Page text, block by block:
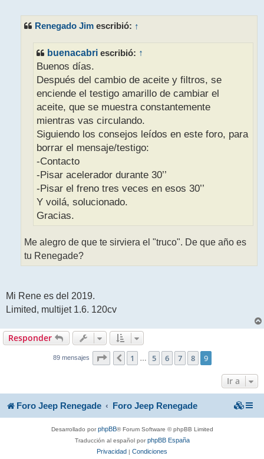
Renegado Jim escribió: ↑
buenacabri escribió: ↑
Buenos días.
Después del cambio de aceite y filtros, se
enciende el testigo amarillo de cambiar el
aceite, que se muestra constantemente
mientras vas circulando.
Siguiendo los consejos leídos en este foro, para
borrar el mensaje/testigo:
-Contacto
-Pisar acelerador durante 30’’
-Pisar el freno tres veces en esos 30’’
Y voilá, solucionado.
Gracias.
Me alegro de que te sirviera el "truco". De que año es
tu Renegade?
Mi Rene es del 2019.
Limited, multijet 1.6. 120cv
Responder
89 mensajes Página 9de9
Anterior
1 … 5 6 7 8 9
Ir a
Foro Jeep Renegade Foro Jeep Renegade
Desarrollado porphpBB® Forum Software © phpBB Limited
Traducción al español porphpBB España
Privacidad | Condiciones